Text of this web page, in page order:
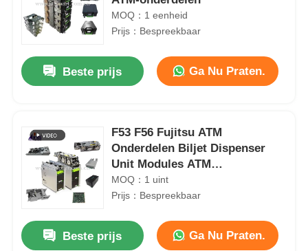
MOQ：1 eenheid
Prijs：Bespreekbaar
Beste prijs Ga Nu Praten.
F53 F56 Fujitsu ATM
Onderdelen Biljet Dispenser
Unit Modules ATM
Reserveonderdelen Kiosk
MOQ：1 uint
Prijs：Bespreekbaar
Beste prijs Ga Nu Praten.